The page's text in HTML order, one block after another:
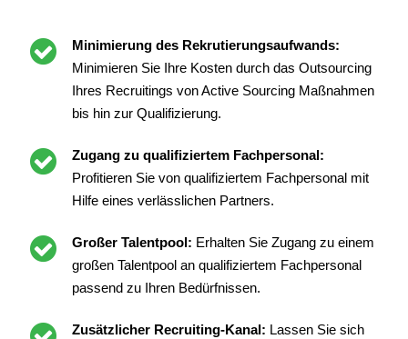
Minimierung des Rekrutierungsaufwands:
Minimieren Sie Ihre Kosten durch das Outsourcing
Ihres Recruitings von Active Sourcing Maßnahmen
bis hin zur Qualifizierung.
Zugang zu qualifiziertem Fachpersonal:
Profitieren Sie von qualifiziertem Fachpersonal mit
Hilfe eines verlässlichen Partners.
Großer Talentpool: Erhalten Sie Zugang zu einem
großen Talentpool an qualifiziertem Fachpersonal
passend zu Ihren Bedürfnissen.
Zusätzlicher Recruiting-Kanal: Lassen Sie sich